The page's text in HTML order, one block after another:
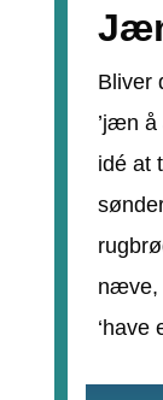
Bliver
’jæn
idé at
næve,
‘have